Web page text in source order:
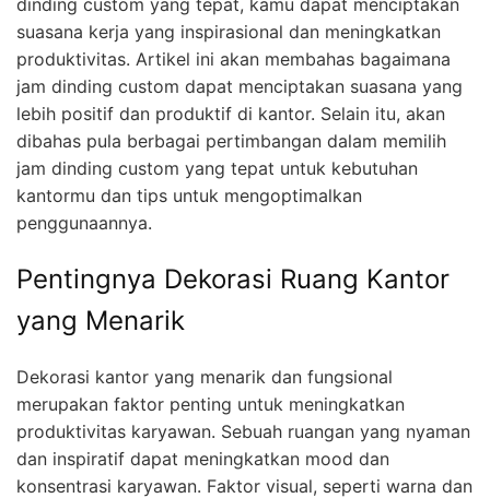
suasana kerja yang inspirasional dan meningkatkan
produktivitas. Artikel ini akan membahas bagaimana
jam dinding custom dapat menciptakan suasana yang
lebih positif dan produktif di kantor. Selain itu, akan
dibahas pula berbagai pertimbangan dalam memilih
jam dinding custom yang tepat untuk kebutuhan
kantormu dan tips untuk mengoptimalkan
penggunaannya.
Pentingnya Dekorasi Ruang Kantor
yang Menarik
Dekorasi kantor yang menarik dan fungsional
merupakan faktor penting untuk meningkatkan
produktivitas karyawan. Sebuah ruangan yang nyaman
dan inspiratif dapat meningkatkan mood dan
konsentrasi karyawan. Faktor visual, seperti warna dan